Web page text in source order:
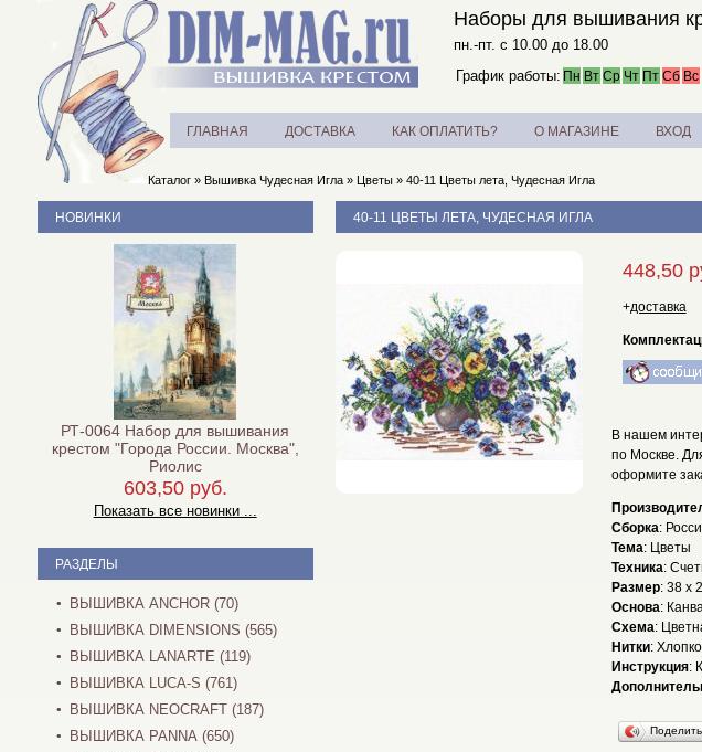
Наборы для вышивания
пн.-пт. с 10.00 до 18.00
График работы: Пн Вт Ср Чт Пт Сб Вс
ГЛАВНАЯ ДОСТАВКА КАК ОПЛАТИТЬ? О МАГАЗИНЕ ВХОД
Каталог» Вышивка Чудесная Игла» Цветы» 40-11 Цветы лета, Чудесная Игла
40-11 ЦВЕТЫ ЛЕТА, ЧУДЕСНАЯ ИГЛА
448,50
+доставка
В нашем
по Москве.
оформите
Сборка:
Тема: Цветы
Техника:
Размер: 38 x
Основа:
Схема:
Нитки:
Инструкция:
НОВИНКИ
РТ-0064 Набор для вышивания
крестом "Города России. Москва",
Риолис
603,50 руб.
Показать все новинки ...
РАЗДЕЛЫ
ВЫШИВКА ANCHOR (70)
ВЫШИВКА DIMENSIONS (565)
ВЫШИВКА LANARTE (119)
ВЫШИВКА LUCA-S (761)
ВЫШИВКА NEOCRAFT (187)
ВЫШИВКА PANNA (650)